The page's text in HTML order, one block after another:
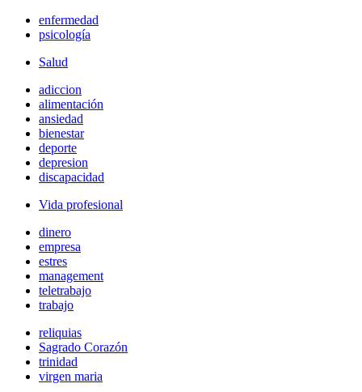
enfermedad
psicología
Salud
adiccion
alimentación
ansiedad
bienestar
deporte
depresion
discapacidad
Vida profesional
dinero
empresa
estres
management
teletrabajo
trabajo
reliquias
Sagrado Corazón
trinidad
virgen maria